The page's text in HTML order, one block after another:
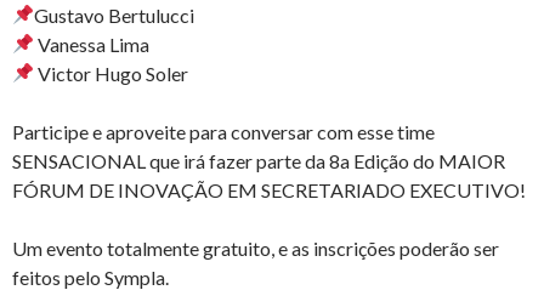
Gustavo Bertulucci
Vanessa Lima
Victor Hugo Soler
Participe e aproveite para conversar com esse time
SENSACIONAL que irá fazer parte da 8a Edição do MAIOR
FÓRUM DE INOVAÇÃO EM SECRETARIADO EXECUTIVO!
Um evento totalmente gratuito, e as inscrições poderão ser
feitos pelo Sympla.